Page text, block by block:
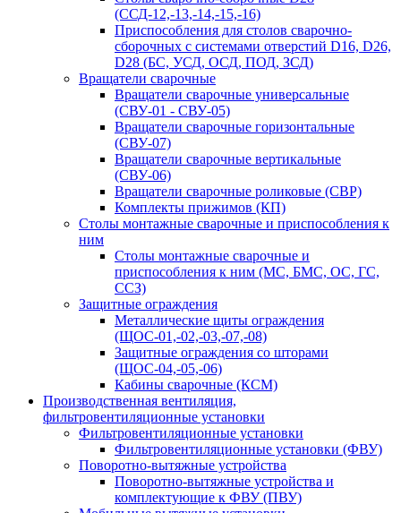
(ССД-12,-13,-14,-15,-16)
Приспособления для столов сварочно-
сборочных с системами отверстий D16, D26,
D28 (БС, УСД, ОСД, ПОД, ЗСД)
Вращатели сварочные
Вращатели сварочные универсальные
(СВУ-01 - СВУ-05)
Вращатели сварочные горизонтальные
(СВУ-07)
Вращатели сварочные вертикальные
(СВУ-06)
Вращатели сварочные роликовые (СВР)
Комплекты прижимов (КП)
Столы монтажные сварочные и приспособления к
ним
Столы монтажные сварочные и
приспособления к ним (МС, БМС, ОС, ГС,
ССЗ)
Защитные ограждения
Металлические щиты ограждения
(ЩОС-01,-02,-03,-07,-08)
Защитные ограждения со шторами
(ЩОС-04,-05,-06)
Кабины сварочные (КСМ)
Производственная вентиляция,
фильтровентиляционные установки
Фильтровентиляционные установки
Фильтровентиляционные установки (ФВУ)
Поворотно-вытяжные устройства
Поворотно-вытяжные устройства и
комплектующие к ФВУ (ПВУ)